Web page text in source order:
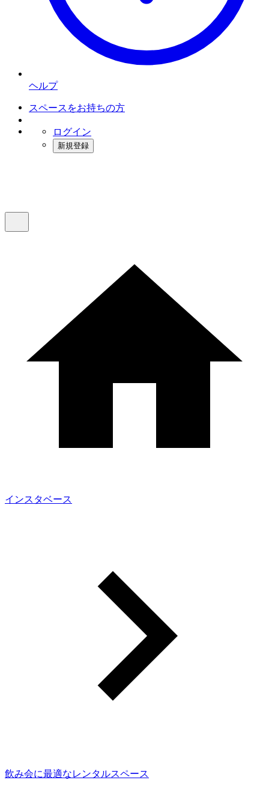
ヘルプ
スペースをお持ちの方
ログイン
新規登録
インスタベース
飲み会に最適なレンタルスペース